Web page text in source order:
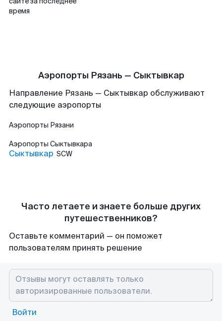
время
Аэропорты Рязань — Сыктывкар
Направление Рязань — Сыктывкар обслуживают
следующие аэропорты
Аэропорты Рязани
Аэропорты Сыктывкара
Сыктывкар SCW
Часто летаете и знаете больше других
путешественников?
Оставьте комментарий — он поможет
пользователям принять решение
Войти